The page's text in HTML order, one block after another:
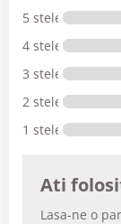
5 stele
4 stele
3 stele
2 stele
1 stele
Ati
Lasa-ne o